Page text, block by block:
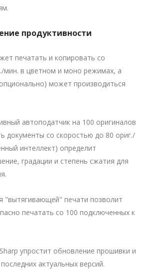
продуктивности
печатать и копировать со
мин. в цветном и моно режимах, а
может производиться
автоподатчик на 100 оригиналов
документы со скоростью до 80 ориг./
интеллект) определит
градации и степень сжатия для
"вытягивающей" печати позволит
печатать со 100 подключенных к
упростит обновление прошивки и
актуальных версий.